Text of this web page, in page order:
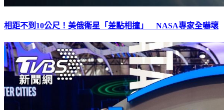
相距不到10公尺！美俄衛星「差點相撞」 NASA專家全嚇壞